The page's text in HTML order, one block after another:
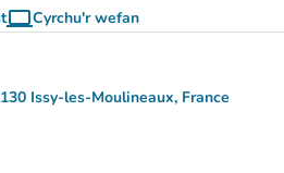
computerCyrchu'r wefan
(tab newydd)
Issy-les-Moulineaux, France
(agor yn Google Maps)
(tab newydd)